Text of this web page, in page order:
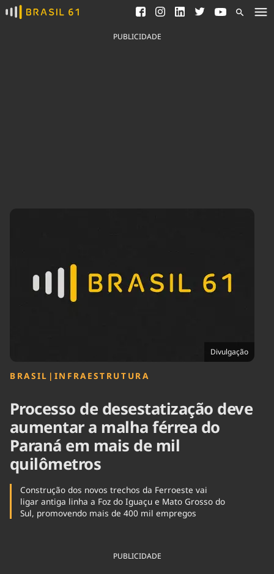
Ver todas as notícias
Saneamento
Indicadores
Tecnologia
Cinema
Infraestrutura
Internacional
PUBLICIDADE
Divulgação
BRASIL | INFRAESTRUTURA
Processo de desestatização deve
aumentar a malha férrea do
Paraná em mais de mil
quilômetros
Construção dos novos trechos da Ferroeste vai
ligar antiga linha a Foz do Iguaçu e Mato Grosso do
Sul, promovendo mais de 400 mil empregos
PUBLICIDADE